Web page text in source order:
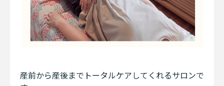
産前から産後までトータルケアしてくれるサロンで